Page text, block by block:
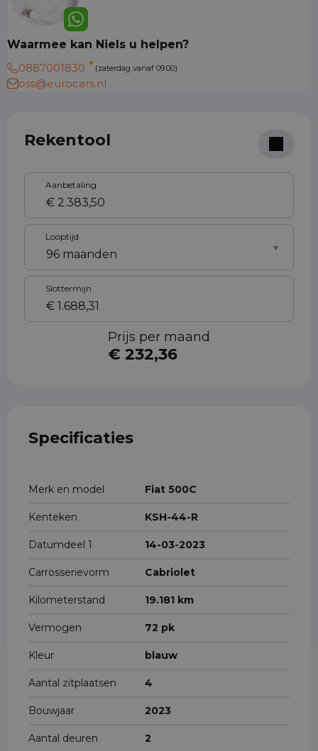
Waarmee kan Niels u helpen?
0887001830
(zaterdag vanaf 09:00)
oss@eurocars.nl
Rekentool
Aanbetaling
Looptijd
Slottermijn
Prijs per maand
€ 232,36
Specificaties
Merk en model Fiat 500C
Kenteken KSH-44-R
Datumdeel 1 14-03-2023
Carrosserievorm Cabriolet
Kilometerstand 19.181 km
Vermogen 72 pk
Kleur blauw
Aantal zitplaatsen 4
Bouwjaar 2023
Aantal deuren 2